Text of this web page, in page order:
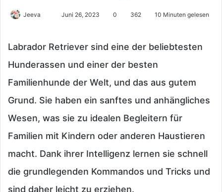
Jeeva
SendJuni 26, 2023 0 362 10 Minuten gelesen
Labrador Retriever sind eine der beliebtesten
Hunderassen und einer der besten
Familienhunde der Welt, und das aus gutem
Grund. Sie haben ein sanftes und anhängliches
Wesen, was sie zu idealen Begleitern für
Familien mit Kindern oder anderen Haustieren
macht. Dank ihrer Intelligenz lernen sie schnell
die grundlegenden Kommandos und Tricks und
sind daher leicht zu erziehen.